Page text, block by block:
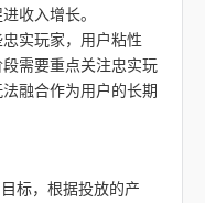
收入增长。
实玩家，用户粘性
需要重点关注忠实玩
融合作为用户的长期
标，根据投放的产